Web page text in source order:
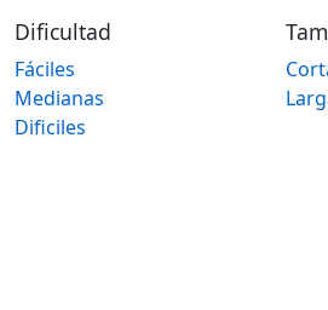
Dificultad
Fáciles
Medianas
Dificiles